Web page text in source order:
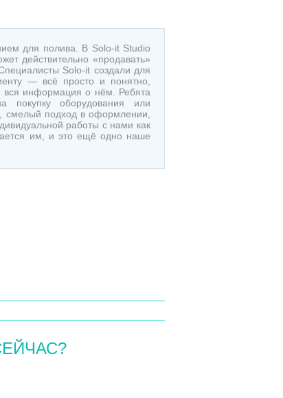
для полива. В Solo-it Studio
действительно «продавать»
Solo-it создали для
— всё просто и понятно,
вся информация о нём. Ребята
покупку оборудования или
смелый подход в оформлении,
работы с нами как
им, и это ещё одно наше